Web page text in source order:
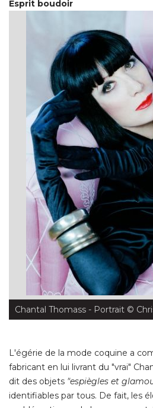
Esprit boudoir
Chantal Thomass - Portrait ©
L'égérie de la mode coquine a
fabricant en lui livrant du "vrai"
dit des objets "espiègles et
identifiables par tous. De fait, les